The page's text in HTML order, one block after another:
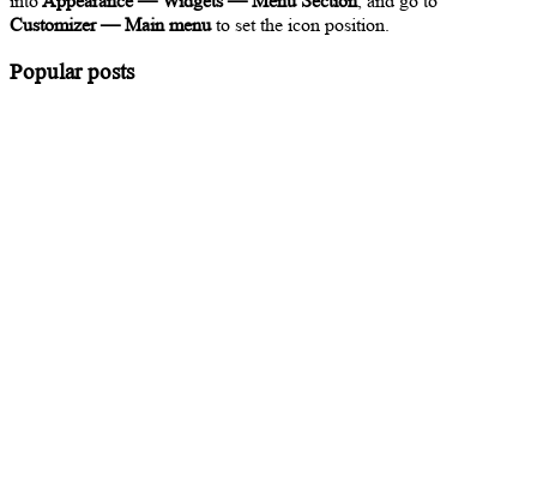
Customizer — Main menuto set the icon position.
Popular posts